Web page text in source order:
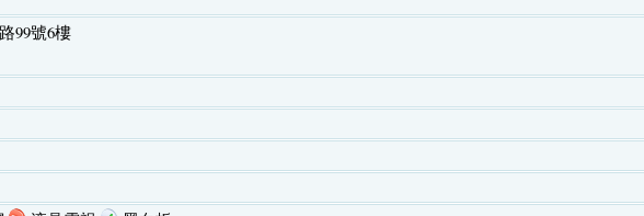
99號6樓